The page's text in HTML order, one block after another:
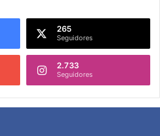
265
Seguidores
2.733
Seguidores